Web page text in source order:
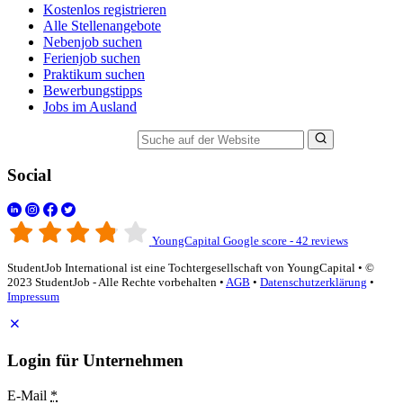
Kostenlos registrieren
Alle Stellenangebote
Nebenjob suchen
Ferienjob suchen
Praktikum suchen
Bewerbungstipps
Jobs im Ausland
Social
YoungCapital Google score - 42 reviews
StudentJob International ist eine Tochtergesellschaft von YoungCapital • ©
2023 StudentJob - Alle Rechte vorbehalten • AGB • Datenschutzerklärung •
Impressum
Login für Unternehmen
E-Mail *